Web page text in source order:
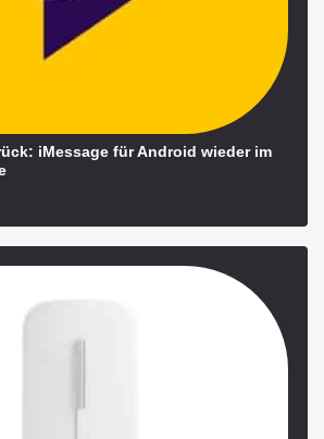
iMessage für Android wieder im